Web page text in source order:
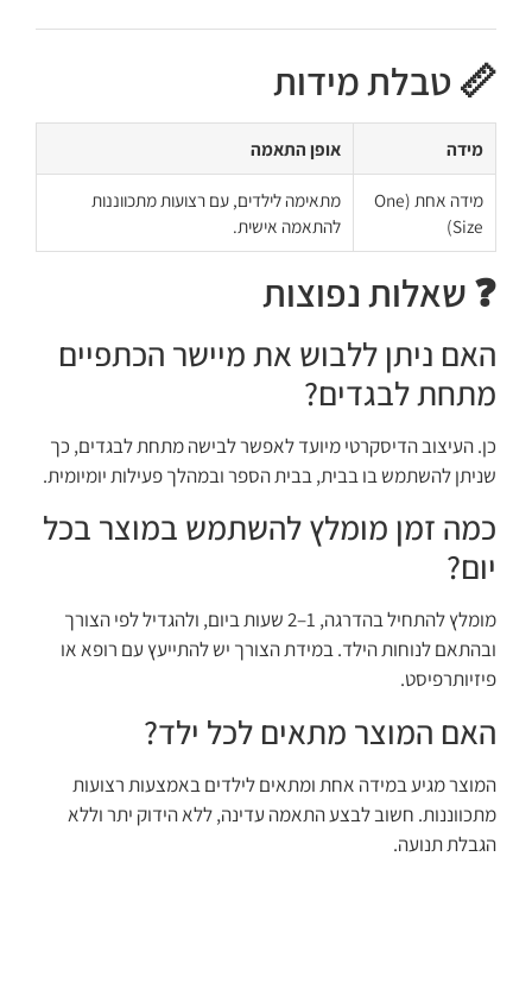
📏 טבלת מידות
מידה אופן התאמה
מידה אחת (One
Size)
מתאימה לילדים, עם רצועות מתכווננות
להתאמה אישית.
❓ שאלות נפוצות
האם ניתן ללבוש את מיישר הכתפיים
מתחת לבגדים?
כן. העיצוב הדיסקרטי מיועד לאפשר לבישה מתחת לבגדים, כך
שניתן להשתמש בו בבית, בבית הספר ובמהלך פעילות יומיומית.
כמה זמן מומלץ להשתמש במוצר בכל
יום?
מומלץ להתחיל בהדרגה, 1–2 שעות ביום, ולהגדיל לפי הצורך
ובהתאם לנוחות הילד. במידת הצורך יש להתייעץ עם רופא או
פיזיותרפיסט.
האם המוצר מתאים לכל ילד?
המוצר מגיע במידה אחת ומתאים לילדים באמצעות רצועות
מתכווננות. חשוב לבצע התאמה עדינה, ללא הידוק יתר וללא
הגבלת תנועה.